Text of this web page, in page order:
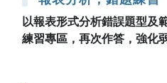
以報表形式分析錯誤題型及
練習專區，再次作答，強化弱